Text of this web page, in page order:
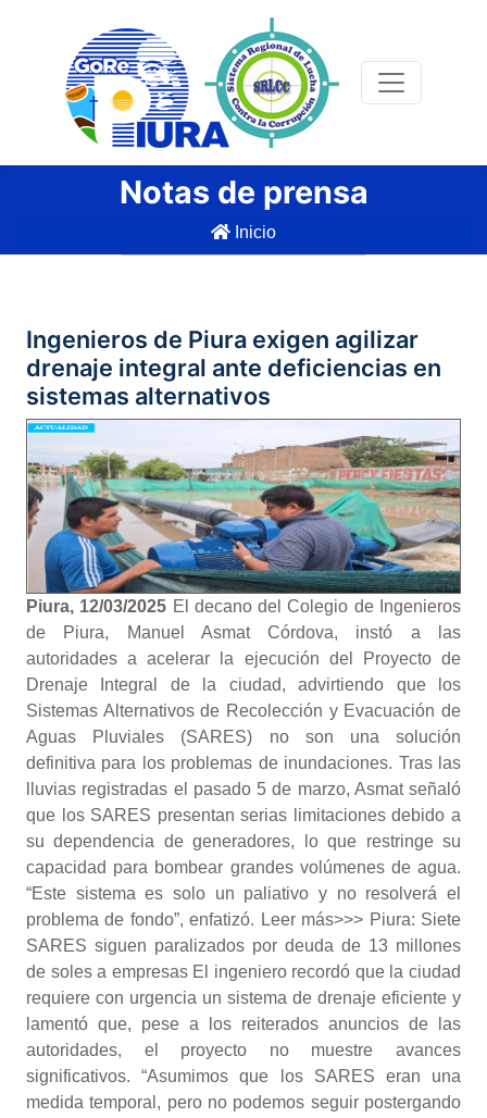
Notas de prensa
Inicio
Ingenieros de Piura exigen agilizar
drenaje integral ante deficiencias en
sistemas alternativos
Piura, 12/03/2025 El decano del Colegio de Ingenieros
de Piura, Manuel Asmat Córdova, instó a las
autoridades a acelerar la ejecución del Proyecto de
Drenaje Integral de la ciudad, advirtiendo que los
Sistemas Alternativos de Recolección y Evacuación de
Aguas Pluviales (SARES) no son una solución
definitiva para los problemas de inundaciones. Tras las
lluvias registradas el pasado 5 de marzo, Asmat señaló
que los SARES presentan serias limitaciones debido a
su dependencia de generadores, lo que restringe su
capacidad para bombear grandes volúmenes de agua.
“Este sistema es solo un paliativo y no resolverá el
problema de fondo”, enfatizó. Leer más>>> Piura: Siete
SARES siguen paralizados por deuda de 13 millones
de soles a empresas El ingeniero recordó que la ciudad
requiere con urgencia un sistema de drenaje eficiente y
lamentó que, pese a los reiterados anuncios de las
autoridades, el proyecto no muestre avances
significativos. “Asumimos que los SARES eran una
medida temporal, pero no podemos seguir postergando